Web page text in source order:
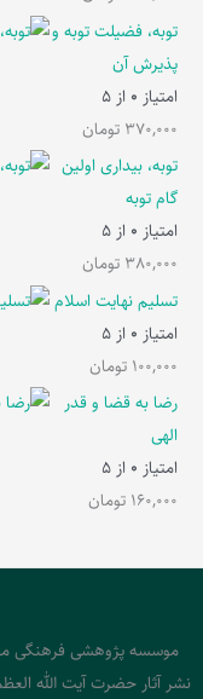
توبه، فضیلت توبه و
پذیرش آن
امتیاز 0 از 5
370,000 تومان
توبه، بیداری اولین
گام توبه
امتیاز 0 از 5
380,000 تومان
تسلیم نهایت اسلام
امتیاز 0 از 5
100,000 تومان
رضا به قضا و قدر
الهی
امتیاز 0 از 5
160,000 تومان
نشر آثار حضرت آیت الله